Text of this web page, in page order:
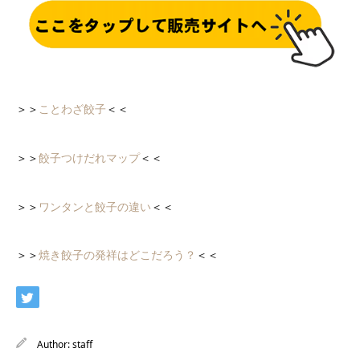
＞＞ ことわざ餃子 ＜＜
＞＞餃子つけだれマップ＜＜
＞＞ ワンタンと餃子の違い ＜＜
＞＞焼き餃子の発祥はどこだろう？ ＜＜
Author:staff